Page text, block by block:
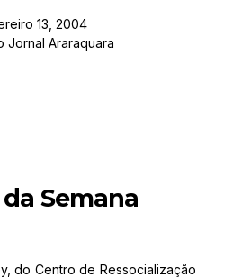
13, 2004
Jornal Araraquara
Semana
do Centro de Ressocialização